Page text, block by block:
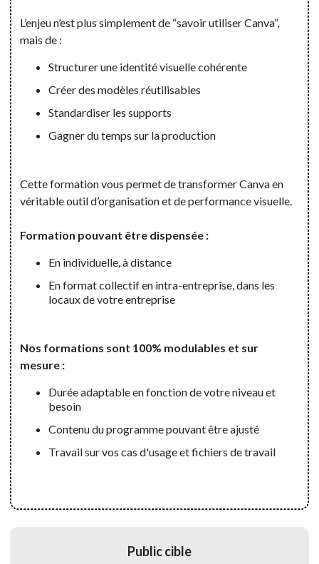
L’enjeu n’est plus simplement de “savoir utiliser Canva”,
mais de :
Structurer une identité visuelle cohérente
Créer des modèles réutilisables
Standardiser les supports
Gagner du temps sur la production
Cette formation vous permet de transformer Canva en
véritable outil d’organisation et de performance visuelle.
Formation pouvant être dispensée :
En individuelle, à distance
En format collectif en intra-entreprise, dans les
locaux de votre entreprise
Nos formations sont 100% modulables et sur
mesure :
Durée adaptable en fonction de votre niveau et
besoin
Contenu du programme pouvant être ajusté
Travail sur vos cas d'usage et fichiers de travail
Public cible